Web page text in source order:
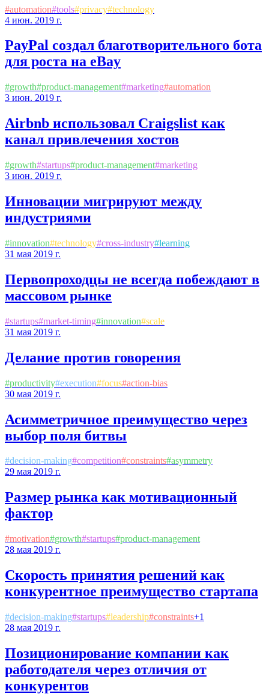
#automation#tools#privacy#technology
4 июн. 2019 г.
PayPal создал благотворительного бота
для роста на eBay
#growth#product-management#marketing#automation
3 июн. 2019 г.
Airbnb использовал Craigslist как
канал привлечения хостов
#growth#startups#product-management#marketing
3 июн. 2019 г.
Инновации мигрируют между
индустриями
#innovation#technology#cross-industry#learning
31 мая 2019 г.
Первопроходцы не всегда побеждают в
массовом рынке
#startups#market-timing#innovation#scale
31 мая 2019 г.
Делание против говорения
#productivity#execution#focus#action-bias
30 мая 2019 г.
Асимметричное преимущество через
выбор поля битвы
#decision-making#competition#constraints#asymmetry
29 мая 2019 г.
Размер рынка как мотивационный
фактор
#motivation#growth#startups#product-management
28 мая 2019 г.
Скорость принятия решений как
конкурентное преимущество стартапа
#decision-making#startups#leadership#constraints+1
28 мая 2019 г.
Позиционирование компании как
работодателя через отличия от
конкурентов